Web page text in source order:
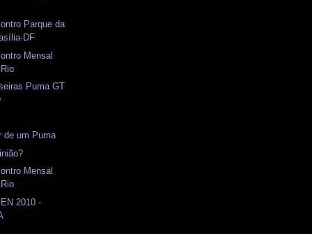
Parque da
DF
Mensal
Puma GT
de um Puma
Mensal
2010 -